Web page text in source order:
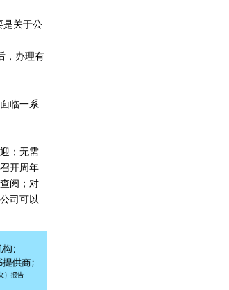
是关于公
，办理有
临一系
；无需
开周年
阅；对
司可以